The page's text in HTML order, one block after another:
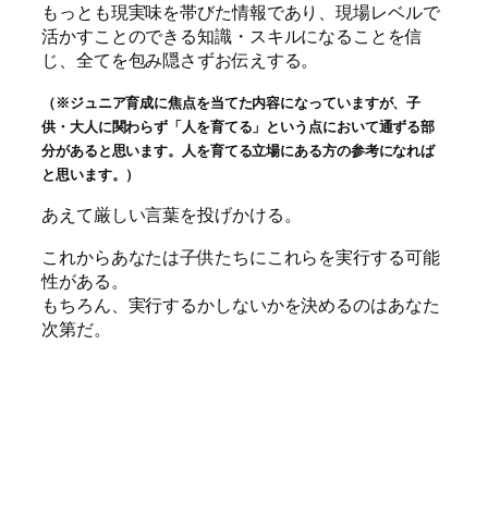
もっとも現実味を帯びた情報であり、現場レベルで
活かすことのできる知識・スキルになることを信
じ、全てを包み隠さずお伝えする。
（※ジュニア育成に焦点を当てた内容になっていますが、子
供・大人に関わらず「人を育てる」という点において通ずる部
分があると思います。人を育てる立場にある方の参考になれば
と思います。）
あえて厳しい言葉を投げかける。
これからあなたは子供たちにこれらを実行する可能
性がある。
もちろん、実行するかしないかを決めるのはあなた
次第だ。